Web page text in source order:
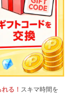
る！ スキマ時間を